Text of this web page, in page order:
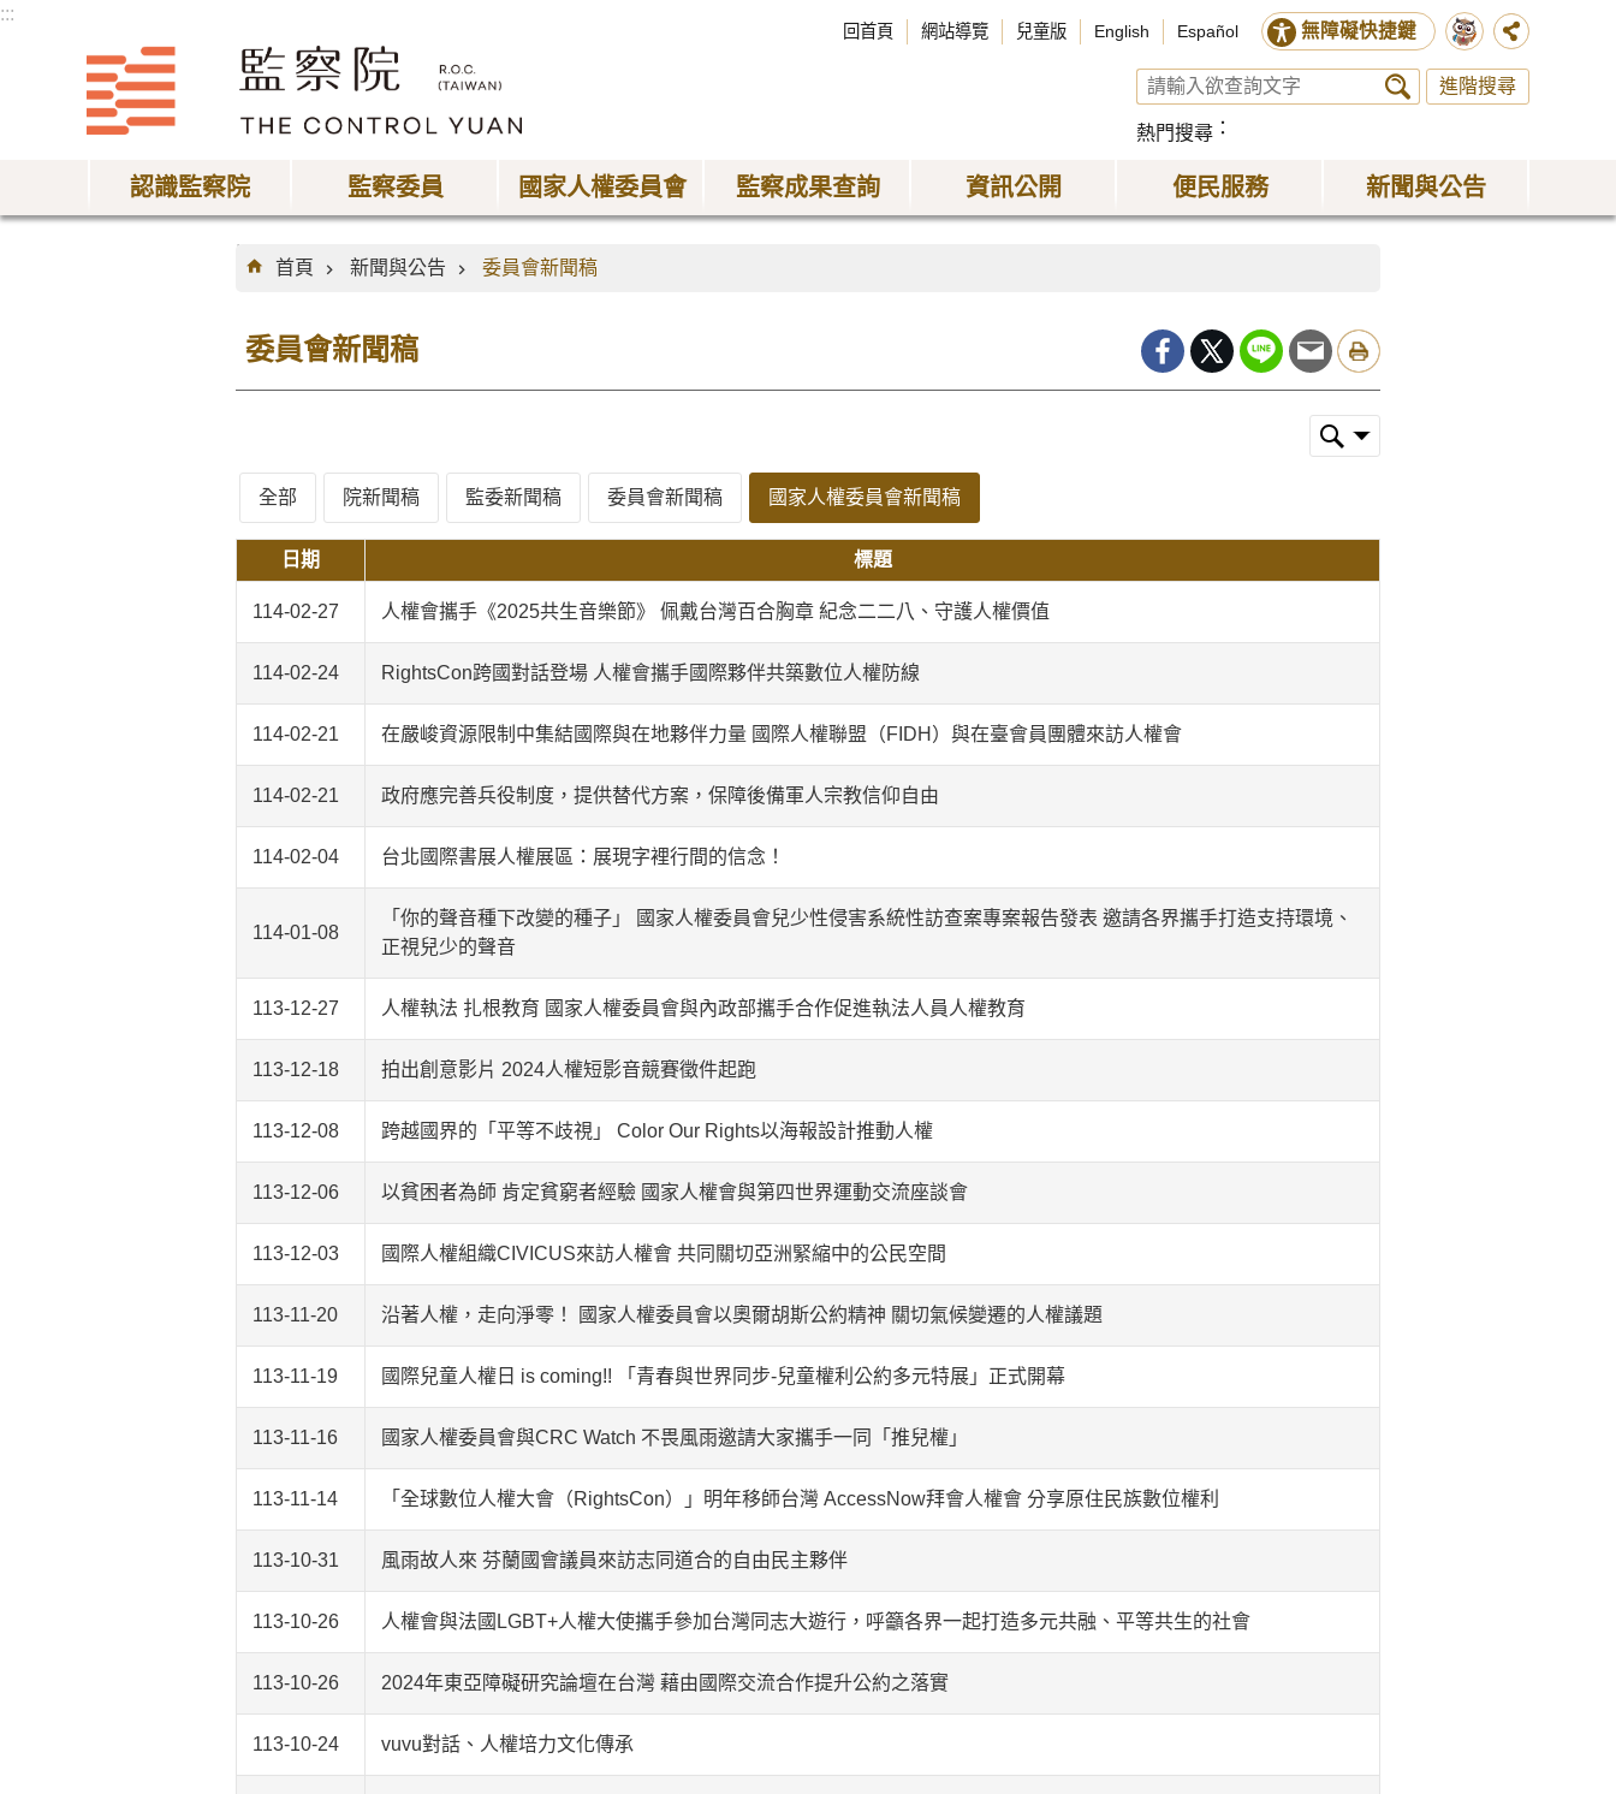
:::
回首頁 網站導覽 兒童版 English Español 無障礙快捷鍵
進階搜尋
熱門搜尋
認識監察院 監察委員 國家人權委員會 監察成果查詢 資訊公開 便民服務 新聞與公告
:::
首頁
新聞與公告 委員會新聞稿
委員會新聞稿
全部 院新聞稿 監委新聞稿 委員會新聞稿 國家人權委員會新聞稿
日期 標題
114-02-27 人權會攜手《2025共生音樂節》 佩戴台灣百合胸章 紀念二二八、守護人權價值
114-02-24 RightsCon跨國對話登場 人權會攜手國際夥伴共築數位人權防線
114-02-21 在嚴峻資源限制中集結國際與在地夥伴力量 國際人權聯盟（FIDH）與在臺會員團體來訪人權會
114-02-21 政府應完善兵役制度，提供替代方案，保障後備軍人宗教信仰自由
114-02-04 台北國際書展人權展區：展現字裡行間的信念！
114-01-08
「你的聲音種下改變的種子」 國家人權委員會兒少性侵害系統性訪查案專案報告發表 邀請各界攜手打造支持環境、
正視兒少的聲音
113-12-27 人權執法 扎根教育 國家人權委員會與內政部攜手合作促進執法人員人權教育
113-12-18 拍出創意影片 2024人權短影音競賽徵件起跑
113-12-08 跨越國界的「平等不歧視」 Color Our Rights以海報設計推動人權
113-12-06 以貧困者為師 肯定貧窮者經驗 國家人權會與第四世界運動交流座談會
113-12-03 國際人權組織CIVICUS來訪人權會 共同關切亞洲緊縮中的公民空間
113-11-20 沿著人權，走向淨零！ 國家人權委員會以奧爾胡斯公約精神 關切氣候變遷的人權議題
113-11-19 國際兒童人權日 is coming!! 「青春與世界同步-兒童權利公約多元特展」正式開幕
113-11-16 國家人權委員會與CRC Watch 不畏風雨邀請大家攜手一同「推兒權」
113-11-14 「全球數位人權大會（RightsCon）」明年移師台灣 AccessNow拜會人權會 分享原住民族數位權利
113-10-31 風雨故人來 芬蘭國會議員來訪志同道合的自由民主夥伴
113-10-26 人權會與法國LGBT+人權大使攜手參加台灣同志大遊行，呼籲各界一起打造多元共融、平等共生的社會
113-10-26 2024年東亞障礙研究論壇在台灣 藉由國際交流合作提升公約之落實
113-10-24 vuvu對話、人權培力文化傳承